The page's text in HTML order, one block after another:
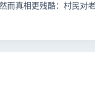
而真相更残酷：村民对